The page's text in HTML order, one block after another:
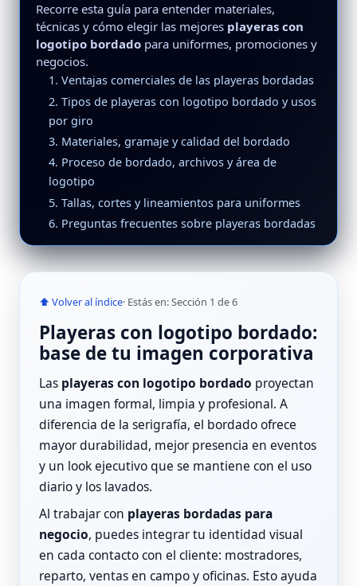
Recorre esta guía para entender materiales,
técnicas y cómo elegir las mejores playeras con
logotipo bordado para uniformes, promociones y
negocios.
1. Ventajas comerciales de las playeras bordadas
2. Tipos de playeras con logotipo bordado y usos
por giro
3. Materiales, gramaje y calidad del bordado
4. Proceso de bordado, archivos y área de
logotipo
5. Tallas, cortes y lineamientos para uniformes
6. Preguntas frecuentes sobre playeras bordadas
⬆ Volver al índice· Estás en: Sección 1 de 6
Playeras con logotipo bordado:
base de tu imagen corporativa
Las playeras con logotipo bordado proyectan
una imagen formal, limpia y profesional. A
diferencia de la serigrafía, el bordado ofrece
mayor durabilidad, mejor presencia en eventos
y un look ejecutivo que se mantiene con el uso
diario y los lavados.
Al trabajar con playeras bordadas para
negocio, puedes integrar tu identidad visual
en cada contacto con el cliente: mostradores,
reparto, ventas en campo y oficinas. Esto ayuda